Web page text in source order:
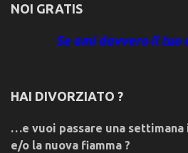
NOI GRATIS
Se ami davvero il tuo
HAI DIVORZIATO ?
…e vuoi passare una
e/o la nuova fiamma ?